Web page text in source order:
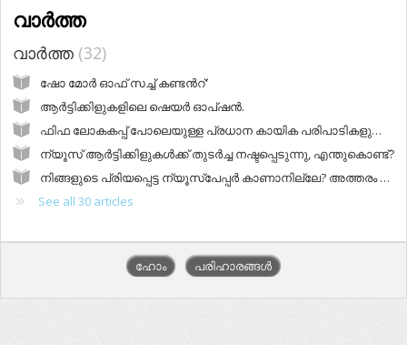
വാർത്ത
വാർത്ത 32
ഷോ മോര്‍ ഓഫ് സച്ച് കണ്ടന്‍റ്'
ആര്‍ട്ടിക്കിളുകളിലെ ഷെയര്‍ ഓപ്ഷൻ.
ഫിഫ ലോകകപ്പ് പോലെയുള്ള പ്രധാന കായിക പരിപാടികളുടെ വിവരങ്ങള്‍ ലഭിക്കുമോ?
ന്യൂസ് ആര്‍ട്ടിക്കിളുകള്‍ക്ക് തുടർച്ച നഷ്ടപ്പെടുന്നു, എന്തുകൊണ്ട്?
നിങ്ങളുടെ പ്രിയപ്പെട്ട ന്യൂസ്പേപ്പര്‍ കാണാനില്ലേ? അത്തരം സന്ദർഭങ്ങളിൽ എന്തുചെയ്യണം?
See all 30 articles
ഹോം പരിഹാരങ്ങൾ